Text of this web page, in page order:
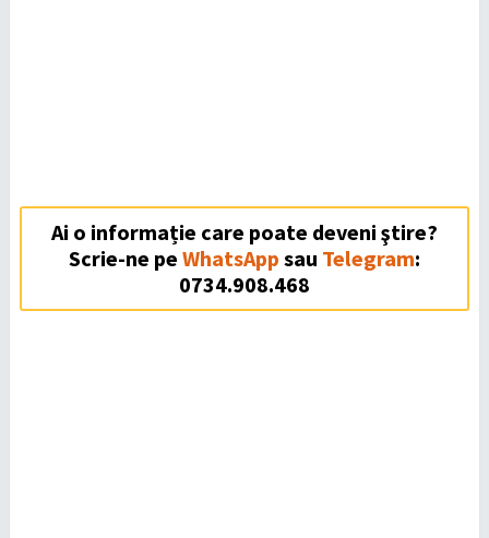
Ai o informație care poate deveni ştire?
Scrie-ne pe WhatsApp sau Telegram:
0734.908.468